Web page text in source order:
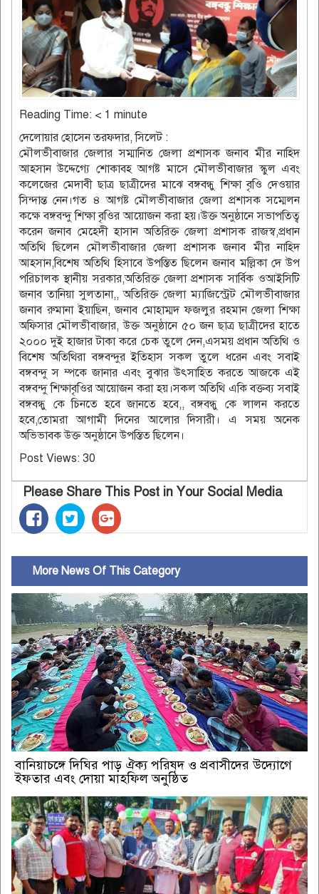
Reading Time: < 1 minute
দেলোয়ার হোসেন তরফদার, সিলেট :
মৌলভীবাজার জেলার সম্মানিত জেলা প্রশাসক জনাব মীর নাহিদ
আহসান উদ্দেগ্যে শোকাবহ আগষ্ট মাসে মৌলভীবাজার স্কুল এবং
কলেজের মেদাবী ছাত্র ছাত্রীদের মাঝে বঙ্গবন্ধু শিক্ষা বৃওি দেওয়ার
সিন্দান্ত নেন।গত ৪ আগষ্ট মৌলভীবাজার জেলা প্রশাসক সম্মেলন
কক্ষে বঙ্গবন্দু শিক্ষা বৃওির আয়োজন করা হয়।উক্ত অনুষ্ঠানে সভাপতিত্ব
করেন জনাব মেহেদী হাসান অতিরিক্ত জেলা প্রশাসক রাজস্ব,প্রধান
অতিথি ছিলেন মৌলভীবাজার জেলা প্রশাসক জনাব মীর নাহিদ
আহসান,বিশেষ অতিথি হিসাবে উপস্তিত ছিলেন জনাব মল্লিকা দে উপ
পরিচালক স্থানীয় সরকার,অতিরিক্ত জেলা প্রশাসক সার্বিক ওআইসিটি
জনাব তানিয়া সুলতানা,, অতিরিক্ত জেলা ম্যাজিস্ট্রেট মৌলভীবাজার
জনাব রুমানা ইয়াছিন, জনাব মোহাম্মদ ফজলুর রহমান জেলা শিক্ষা
অফিসার মৌলভীবাজার, উক্ত অনুষ্ঠানে ৫০ জন ছাত্র ছাত্রীদের হাতে
২০০০ দুই হাজার টাকা করে চেক তুলে দেন,এসময় প্রধান অতিথি ও
বিশেষ অতিথিরা বঙ্গবন্দুর ইতিহাস সকল তুলে ধরেন এবং সবাই
বঙ্গবন্দু স ম্পকে জানার এবং বুঝার উৎসাহিত করতে আজকে এই
বঙ্গবন্দু শিক্ষাবৃওির আয়োজন করা হয়।সকল অতিথি একি বক্তব্য সবাই
বঙ্গবন্ধু কে চিনতে হবে জানতে হবে,, বঙ্গবন্ধু কে লালন করতে
হবে,তোমরা আগামী দিনের আলোর দিসারী। এ সময় অনেক
অভিভাবক উক্ত অনুষ্ঠানে উপস্তিত ছিলেন।
Post Views: 30
Please Share This Post in Your Social Media
More News Of This Category
বানিয়াচঙ্গে দিঘির পাড় ঐক্য পরিষদ ও প্রবাসীদের উদ্যোগে
ইফতার এবং দোয়া মাহফিল অনুষ্ঠিত